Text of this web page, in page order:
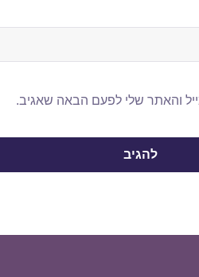
והאתר שלי לפעם הבאה שאגיב.